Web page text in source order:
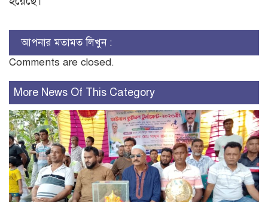
আপনার মতামত লিখুন :
Comments are closed.
More News Of This Category